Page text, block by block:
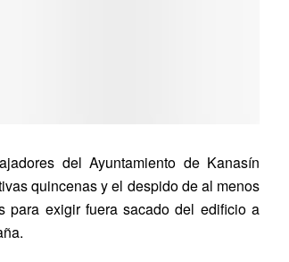
del Ayuntamiento de Kanasín
quincenas y el despido de al menos
para exigir fuera sacado del edificio a